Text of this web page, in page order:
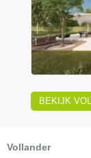
BEKIJK
Vollander